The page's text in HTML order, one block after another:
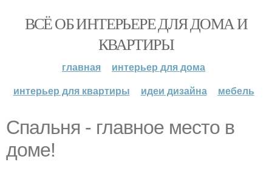
ВСЁ ОБ ИНТЕРЬЕРЕ ДЛЯ ДОМА И
КВАРТИРЫ
главная
интерьер для дома
интерьер для квартиры
идеи дизайна мебель
Спальня - главное место в
доме!